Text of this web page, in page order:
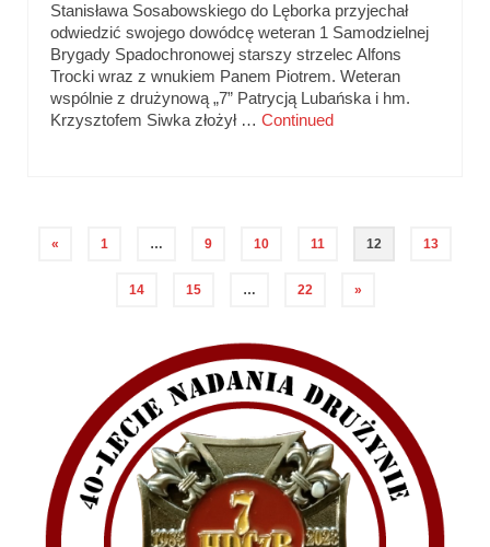
Stanisława Sosabowskiego do Lęborka przyjechał
odwiedzić swojego dowódcę weteran 1 Samodzielnej
Brygady Spadochronowej starszy strzelec Alfons
Trocki wraz z wnukiem Panem Piotrem. Weteran
wspólnie z drużynową „7” Patrycją Lubańska i hm.
Krzysztofem Siwka złożył … Continued
Stronicowanie
wpisów
« 1 … 9 10 11 12 13
14 15 … 22 »